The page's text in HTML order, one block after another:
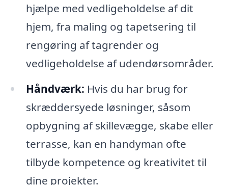
hjælpe med vedligeholdelse af dit
hjem, fra maling og tapetsering til
rengøring af tagrender og
vedligeholdelse af udendørsområder.
Håndværk: Hvis du har brug for
skræddersyede løsninger, såsom
opbygning af skillevægge, skabe eller
terrasse, kan en handyman ofte
tilbyde kompetence og kreativitet til
dine projekter.